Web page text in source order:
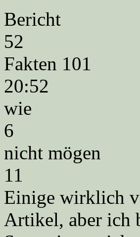
Bericht
52
Fakten 101
20:52
wie
6
nicht mögen
11
Einige wirklich
Artikel, aber ich